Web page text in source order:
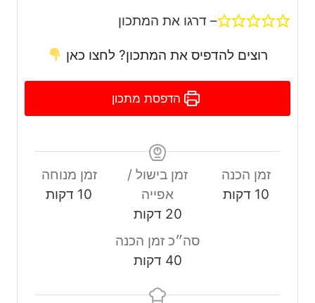
– דרגו את המתכון
רוצים להדפיס את המתכון? לחצו כאן
הדפסת מתכון
זמן הכנה
10 דקות
זמן בישול /
אפייה
20 דקות
זמן מנוחה
10 דקות
סה״כ זמן הכנה
40 דקות